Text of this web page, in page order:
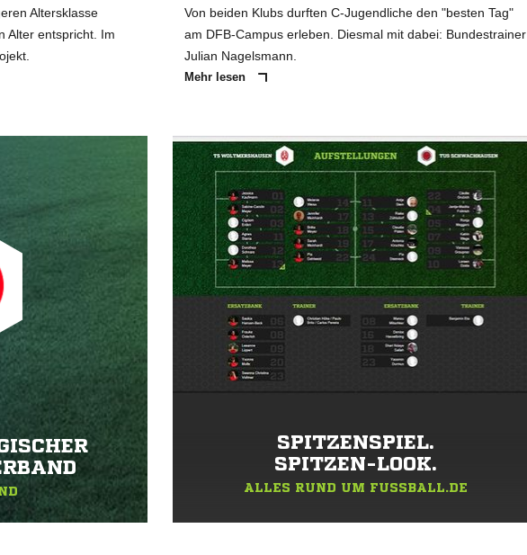
Altersklasse
Alter entspricht. Im
Von beiden Klubs durften C-Jugendliche den "besten Tag"
am DFB-Campus erleben. Diesmal mit dabei: Bundestrainer
Julian Nagelsmann.
Mehr lesen
SPITZENSPIEL.
SPITZEN-LOOK.
ALLES RUND UM FUSSBALL.DE